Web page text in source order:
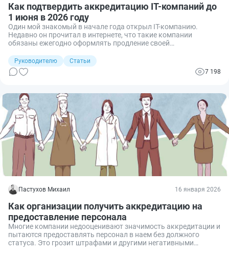
Как подтвердить аккредитацию IT-компаний до
1 июня в 2026 году
Один мой знакомый в начале года открыл IT-компанию.
Недавно он прочитал в интернете, что такие компании
обязаны ежегодно оформлять продление своей
узнать, что такое подтверждение аккредитации. Разбираемся
вместе, как производится продление аккредитации для
компаний, работающих в сфере информационных технологий,
Руководителю
Статьи
7 198
Пастухов Михаил 16 января 2026
Как организации получить аккредитацию на
предоставление персонала
Многие компании недооценивают значимость аккредитации и
пытаются предоставлять персонал в наем без должного
статуса. Это грозит штрафами и другими негативными